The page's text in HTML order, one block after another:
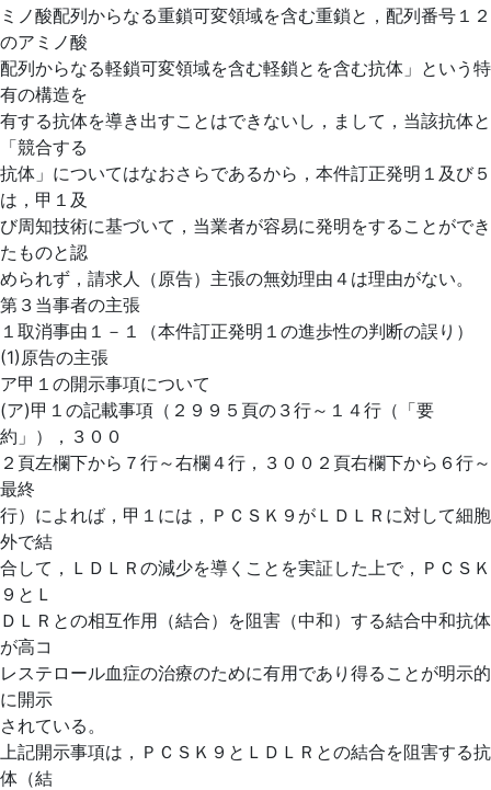
ミノ酸配列からなる重鎖可変領域を含む重鎖と，配列番号１２
のアミノ酸
配列からなる軽鎖可変領域を含む軽鎖とを含む抗体」という特
有の構造を
有する抗体を導き出すことはできないし，まして，当該抗体と
「競合する
抗体」についてはなおさらであるから，本件訂正発明１及び５
は，甲１及
び周知技術に基づいて，当業者が容易に発明をすることができ
たものと認
められず，請求人（原告）主張の無効理由４は理由がない。
第３当事者の主張
１取消事由１－１（本件訂正発明１の進歩性の判断の誤り）
(1)原告の主張
ア甲１の開示事項について
(ア)甲１の記載事項（２９９５頁の３行～１４行（「要
約」），３００
２頁左欄下から７行～右欄４行，３００２頁右欄下から６行～
最終
行）によれば，甲１には，ＰＣＳＫ９がＬＤＬＲに対して細胞
外で結
合して，ＬＤＬＲの減少を導くことを実証した上で，ＰＣＳＫ
９とＬ
ＤＬＲとの相互作用（結合）を阻害（中和）する結合中和抗体
が高コ
レステロール血症の治療のために有用であり得ることが明示的
に開示
されている。
上記開示事項は，ＰＣＳＫ９とＬＤＬＲとの結合を阻害する抗
体（結